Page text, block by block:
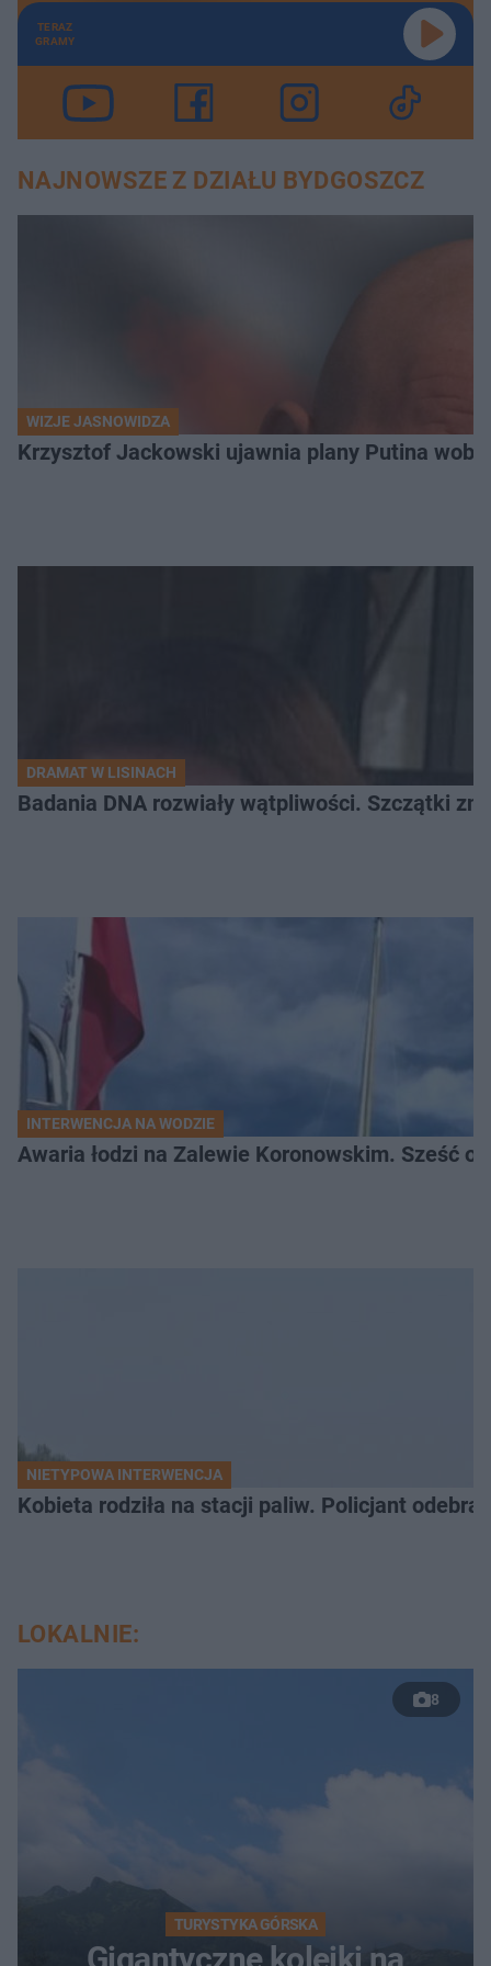
TERAZ
GRAMY
NAJNOWSZE Z DZIAŁU BYDGOSZCZ
WIZJE JASNOWIDZA
Krzysztof Jackowski ujawnia plany Putina
DRAMAT W LISINACH
Badania DNA rozwiały wątpliwości. Szczątki
INTERWENCJA NA WODZIE
Awaria łodzi na Zalewie Koronowskim. Sześć
NIETYPOWA INTERWENCJA
Kobieta rodziła na stacji paliw. Policjant
LOKALNIE:
8
TURYSTYKA GÓRSKA